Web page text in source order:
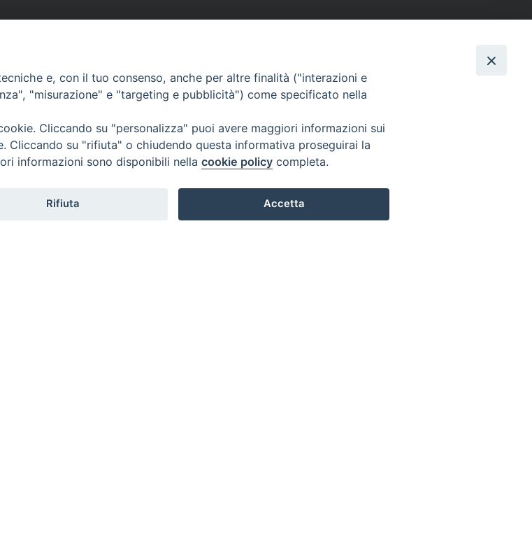
e, con il tuo consenso, anche per altre finalità ("interazioni e
"misurazione" e "targeting e pubblicità") come specificato nella
Cliccando su "personalizza" puoi avere maggiori informazioni sui
Cliccando su "rifiuta" o chiudendo questa informativa proseguirai la
informazioni sono disponibili nella cookie policy completa.
Rifiuta Accetta